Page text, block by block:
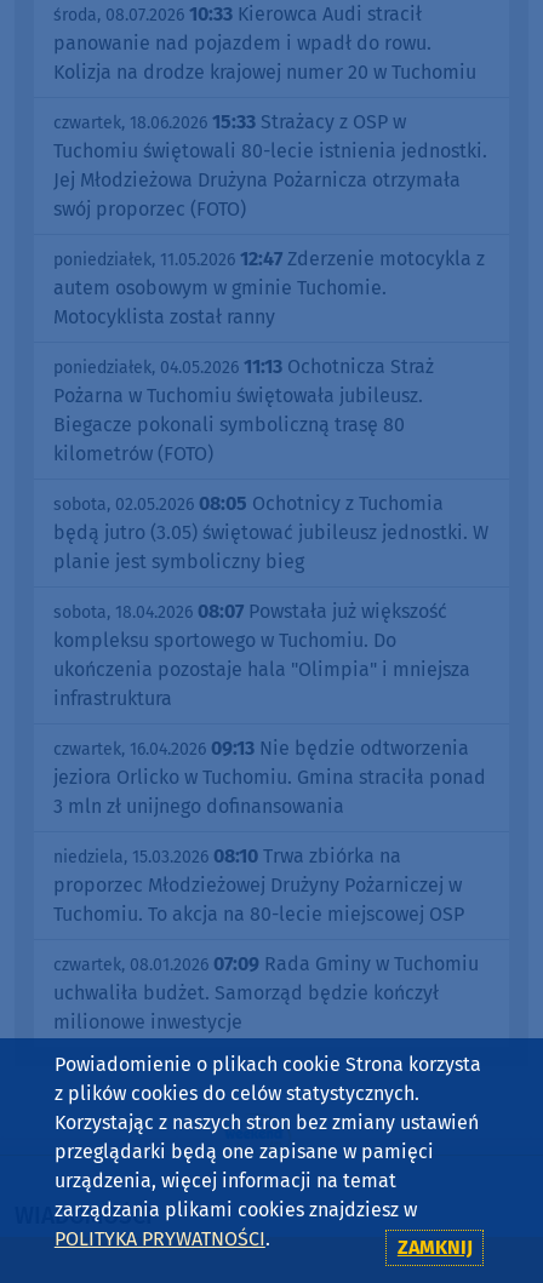
środa, 08.07.2026 10:33 Kierowca Audi stracił
panowanie nad pojazdem i wpadł do rowu.
Kolizja na drodze krajowej numer 20 w Tuchomiu
czwartek, 18.06.2026 15:33 Strażacy z OSP w
Tuchomiu świętowali 80-lecie istnienia jednostki.
Jej Młodzieżowa Drużyna Pożarnicza otrzymała
swój proporzec (FOTO)
poniedziałek, 11.05.2026 12:47 Zderzenie motocykla z
autem osobowym w gminie Tuchomie.
Motocyklista został ranny
poniedziałek, 04.05.2026 11:13 Ochotnicza Straż
Pożarna w Tuchomiu świętowała jubileusz.
Biegacze pokonali symboliczną trasę 80
kilometrów (FOTO)
sobota, 02.05.2026 08:05 Ochotnicy z Tuchomia
będą jutro (3.05) świętować jubileusz jednostki. W
planie jest symboliczny bieg
sobota, 18.04.2026 08:07 Powstała już większość
kompleksu sportowego w Tuchomiu. Do
ukończenia pozostaje hala "Olimpia" i mniejsza
infrastruktura
czwartek, 16.04.2026 09:13 Nie będzie odtworzenia
jeziora Orlicko w Tuchomiu. Gmina straciła ponad
3 mln zł unijnego dofinansowania
niedziela, 15.03.2026 08:10 Trwa zbiórka na
proporzec Młodzieżowej Drużyny Pożarniczej w
Tuchomiu. To akcja na 80-lecie miejscowej OSP
czwartek, 08.01.2026 07:09 Rada Gminy w Tuchomiu
uchwaliła budżet. Samorząd będzie kończył
milionowe inwestycje
WIADOMOŚCI
Powiadomienie o plikach cookie Strona korzysta
z plików cookies do celów statystycznych.
Korzystając z naszych stron bez zmiany ustawień
przeglądarki będą one zapisane w pamięci
urządzenia, więcej informacji na temat
zarządzania plikami cookies znajdziesz w
POLITYKA PRYWATNOŚCI. ZAMKNIJ